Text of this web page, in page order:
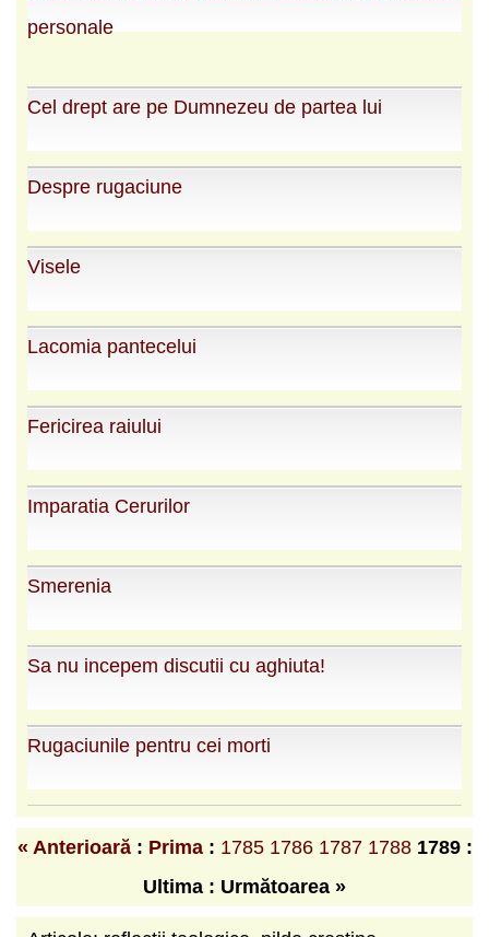
personale
Cel drept are pe Dumnezeu de partea lui
Despre rugaciune
Visele
Lacomia pantecelui
Fericirea raiului
Imparatia Cerurilor
Smerenia
Sa nu incepem discutii cu aghiuta!
Rugaciunile pentru cei morti
« Anterioară: Prima: 1785 1786 1787 1788 1789 :
Ultima : Următoarea »